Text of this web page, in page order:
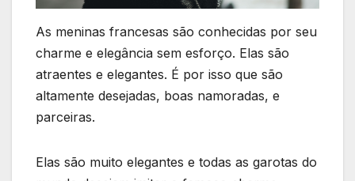
As meninas francesas são conhecidas por seu
charme e elegância sem esforço. Elas são
atraentes e elegantes. É por isso que são
altamente desejadas, boas namoradas, e
parceiras.
Elas são muito elegantes e todas as garotas do